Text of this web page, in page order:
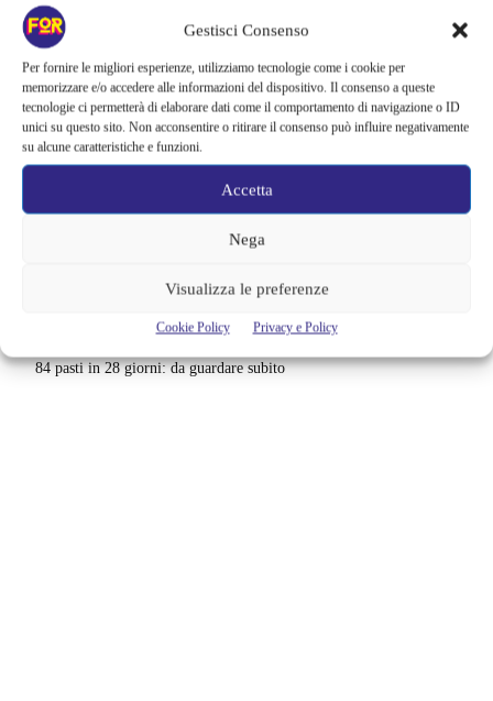
Gestisci Consenso
Per fornire le migliori esperienze, utilizziamo tecnologie come i cookie per
memorizzare e/o accedere alle informazioni del dispositivo. Il consenso a queste
tecnologie ci permetterà di elaborare dati come il comportamento di navigazione o ID
unici su questo sito. Non acconsentire o ritirare il consenso può influire negativamente
su alcune caratteristiche e funzioni.
Accetta
Nega
Visualizza le preferenze
Cookie Policy Privacy e Policy
accordo: il dubbio che divide Hollywood
La bocca del diavolo arriva su Prime Video, squali e claustrofobia nel
nuovo survival horror: una vacanza diventa una trappola
La paura dell’altezza torna al cinema | Il sequel di Fall cambia
scenario: una nuova sfida senza via di fuga
progetto è in sviluppo: cosa resta dell’esperimento
catalogo: le date da segnare per l’ultimo rewatch
84 pasti in 28 giorni: da guardare subito